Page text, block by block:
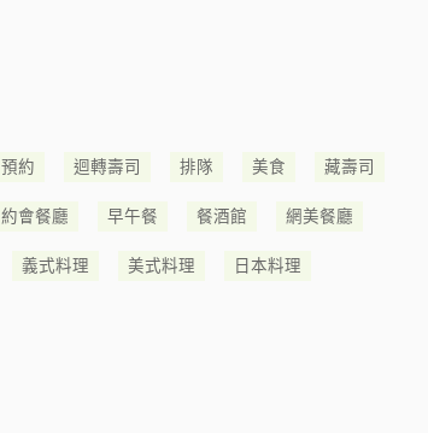
預約 迴轉壽司 排隊 美食 藏壽司
約會餐廳 早午餐 餐酒館 網美餐廳
義式料理 美式料理 日本料理